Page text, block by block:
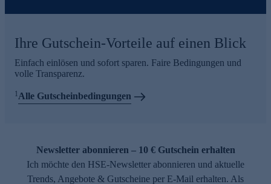
Ihre Gutschein-Vorteile auf einen Blick
Einfach einlösen und sofort sparen. Faire Bedingungen und
volle Transparenz.
1Alle Gutscheinbedingungen
Newsletter abonnieren – 10 € Gutschein erhalten
Ich möchte den HSE-Newsletter abonnieren und aktuelle
Trends, Angebote & Gutscheine per E-Mail erhalten. Als